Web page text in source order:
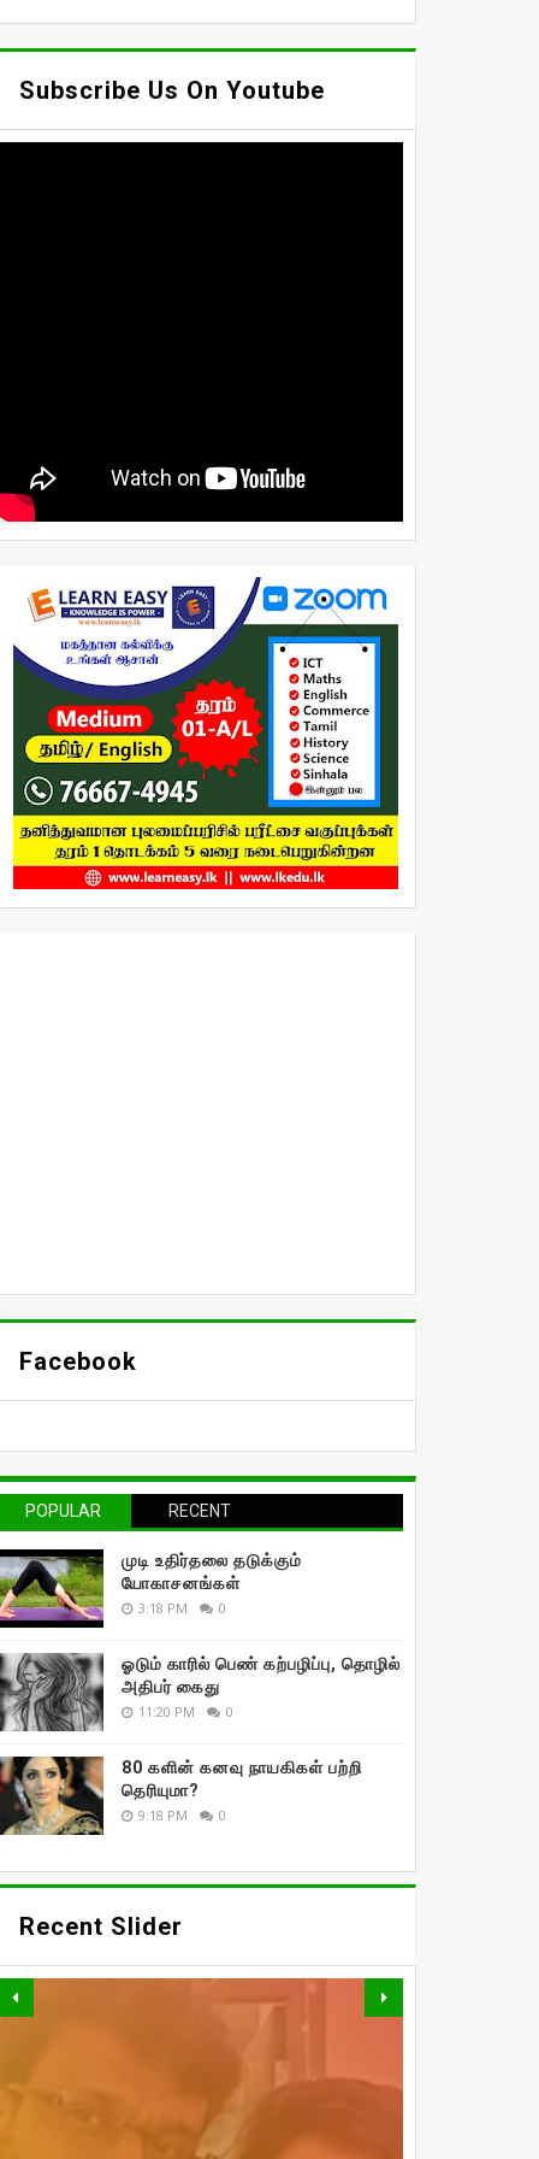
Subscribe Us On Youtube
Facebook
POPULAR RECENT
முடி உதிர்தலை தடுக்கும்
யோகாசனங்கள்
3:18 PM 0
ஓடும் காரில் பெண் கற்பழிப்பு, தொழில்
அதிபர் கைது
11:20 PM 0
80 களின் கனவு நாயகிகள் பற்றி
தெரியுமா?
9:18 PM 0
Recent Slider